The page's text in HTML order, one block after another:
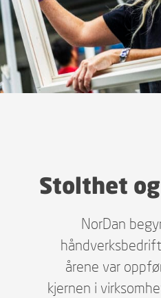
Stolthet
NorDan
årene var
kjernen i